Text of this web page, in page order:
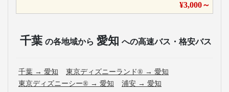
¥3,000～
千葉 の各地域から 愛知 への高速バス・格安バス
千葉 → 愛知 東京ディズニーランド® → 愛知
東京ディズニーシー® → 愛知 浦安 → 愛知